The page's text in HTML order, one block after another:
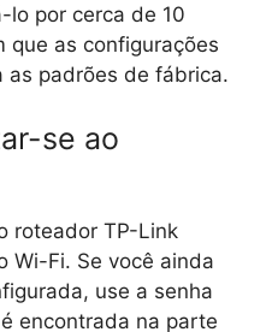
lo por cerca de 10
que as configurações
as padrões de fábrica.
se ao
roteador TP-Link
Wi-Fi. Se você ainda
use a senha
encontrada na parte